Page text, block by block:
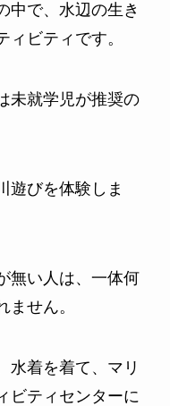
中で、水辺の生き
ビティです。
未就学児が推奨の
遊びを体験しま
無い人は、一体何
せん。
水着を着て、マリ
ビティセンターに